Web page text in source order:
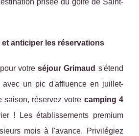
prisée du golfe de Saint-
anticiper les réservations
votreséjour Grimaud s'étend
un pic d'affluence en juillet-
saison, réservez votre camping 4
! Les établissements premium
mois à l'avance. Privilégiez